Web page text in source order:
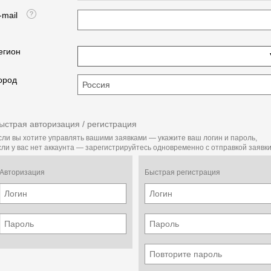
mail
авторизация / регистрация
вы хотите управлять вашими заявками — укажите ваш логин и пароль,
у вас нет аккаунта — зарегистрируйтесь одновременно с отправкой
Авторизация Быстрая регистрация